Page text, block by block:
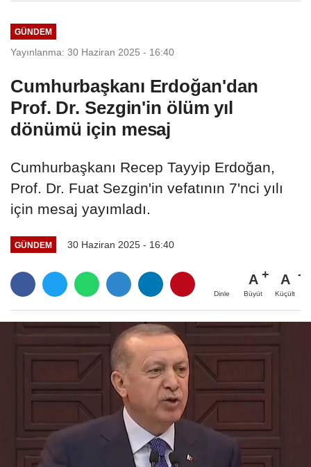
GÜNDEM
Yayınlanma: 30 Haziran 2025 - 16:40
Cumhurbaşkanı Erdoğan'dan
Prof. Dr. Sezgin'in ölüm yıl
dönümü için mesaj
Cumhurbaşkanı Recep Tayyip Erdoğan,
Prof. Dr. Fuat Sezgin'in vefatının 7'nci yılı
için mesaj yayımladı.
GÜNDEM 30 Haziran 2025 - 16:40
Dinle
A
Büyüt
A
Küçült